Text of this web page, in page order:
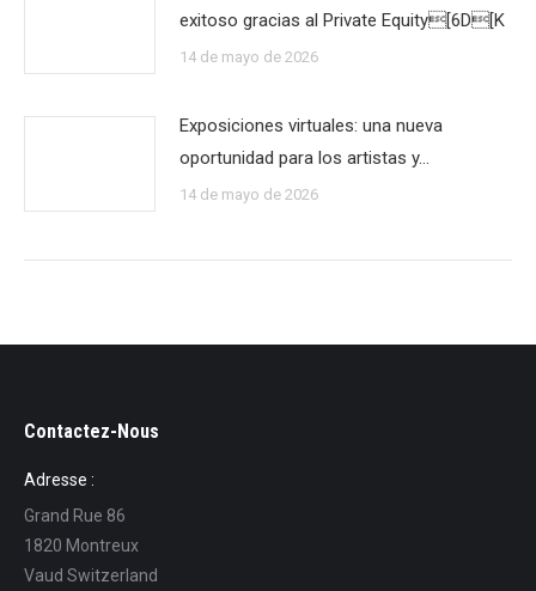
exitoso gracias al Private Equity[6D[K
14 de mayo de 2026
Exposiciones virtuales: una nueva
oportunidad para los artistas y…
14 de mayo de 2026
Contactez-Nous
Adresse :
Grand Rue 86
1820 Montreux
Vaud Switzerland